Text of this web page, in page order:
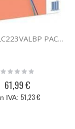
Brother LC223VALBP PACK TINTA 4420 / 4620
Rating:
61,99 €
51,23 €